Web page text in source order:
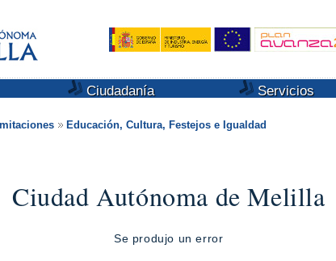
Ciudadanía Servicios
Educación, Cultura, Festejos e Igualdad
Ciudad Autónoma de Melilla
Se produjo un error